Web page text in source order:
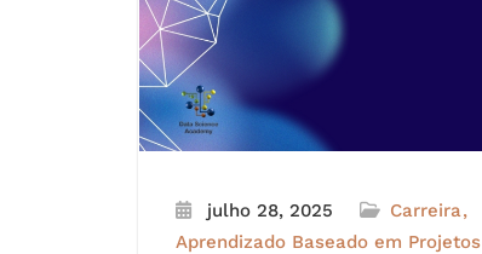
julho 28, 2025 Carreira
Aprendizado Baseado em Projetos